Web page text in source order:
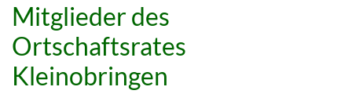
Mitglieder des
Ortschaftsrates
Kleinobringen